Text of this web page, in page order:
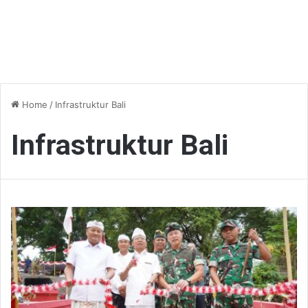
Home / Infrastruktur Bali
Infrastruktur Bali